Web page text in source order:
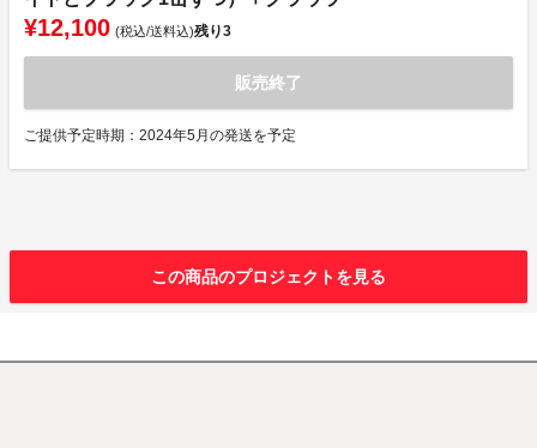
¥12,100 (税込/送料込)残り3
販売終了
ご提供予定時期：2024年5月の発送を予定
この商品のプロジェクトを見る